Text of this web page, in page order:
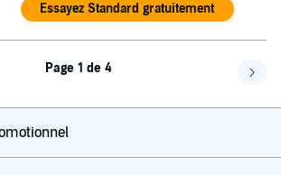
Essayez Standard gratuitement
Page 1 de 4